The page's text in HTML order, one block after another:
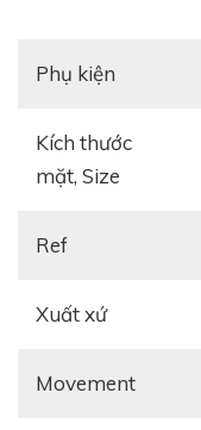
Phụ kiện
Kích thước
mặt, Size
Ref
Xuất xứ
Movement